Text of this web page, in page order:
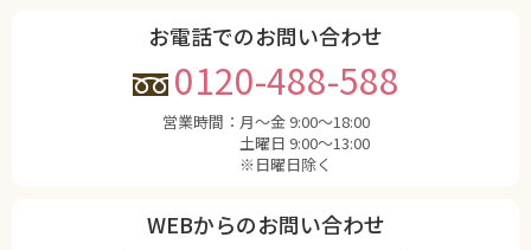
お電話でのお問い合わせ
0120-488-588
営業時間： 月〜金 9:00〜18:00
土曜日 9:00〜13:00
※日曜日除く
WEBからのお問い合わせ